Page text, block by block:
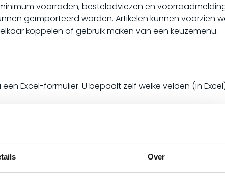
Over
voorraden, besteladviezen en
geïmporteerd worden. Artikelen kunnen voorzien
koppelen of gebruik maken van een keuzemenu.
Excel-formulier. U bepaalt zelf welke velden (in
de knop kunt u diverse omzetrapporten per e-mail
rapporten in Excel, die u kunt importeren in uw
afdrukken en opslaan.